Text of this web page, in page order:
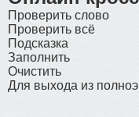
Проверить слово
Проверить всё
Подсказка
Заполнить
Очистить
Для выхода из